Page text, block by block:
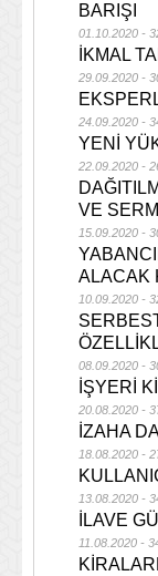
BARIŞI
01.10.2020 -
İKMAL
29.09.2020 -
24.09.2020 -
YENİ
22.09.2020 -
VE
15.09.2020 -
ALACAK
10.09.2020 -
08.09.2020 -
İŞYERİ
20.08.2020 -
İZAHA
18.08.2020 -
13.08.2020 -
İLAVE
11.08.2020 -